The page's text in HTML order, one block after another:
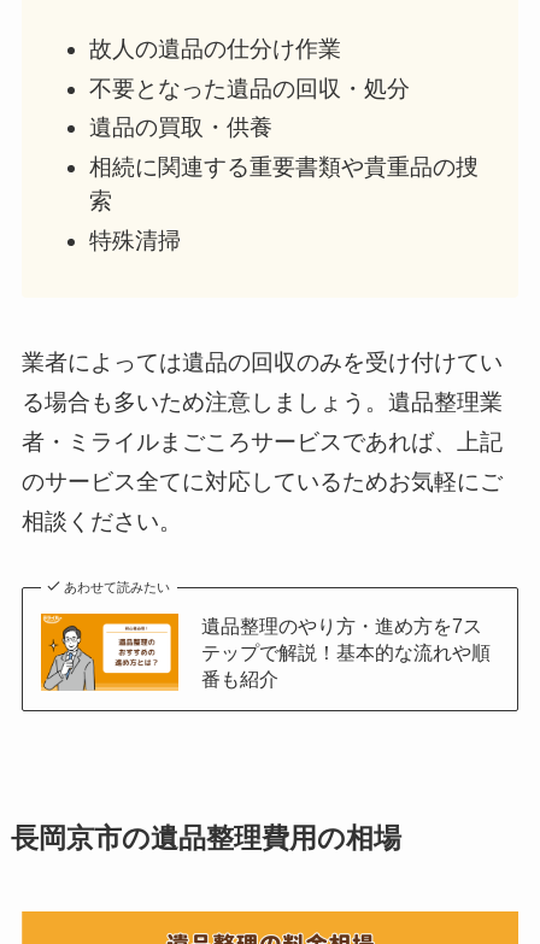
故人の遺品の仕分け作業
不要となった遺品の回収・処分
遺品の買取・供養
相続に関連する重要書類や貴重品の捜
索
特殊清掃
業者によっては遺品の回収のみを受け付けてい
る場合も多いため注意しましょう。遺品整理業
者・ミライルまごころサービスであれば、上記
のサービス全てに対応しているためお気軽にご
相談ください。
あわせて読みたい
遺品整理のやり方・進め方を7ス
テップで解説！基本的な流れや順
番も紹介
長岡京市の遺品整理費用の相場